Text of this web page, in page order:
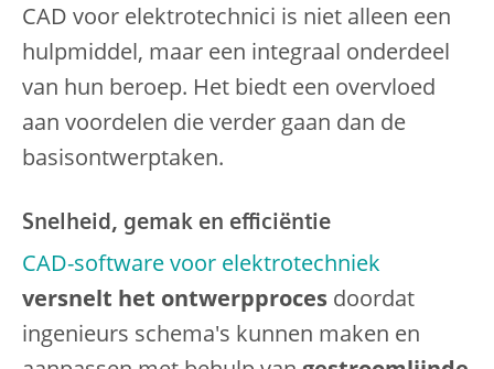
CAD voor elektrotechnici is niet alleen een
hulpmiddel, maar een integraal onderdeel
van hun beroep. Het biedt een overvloed
aan voordelen die verder gaan dan de
basisontwerptaken.
Snelheid, gemak en efficiëntie
CAD-software voor elektrotechniek
versnelt het ontwerpproces doordat
ingenieurs schema's kunnen maken en